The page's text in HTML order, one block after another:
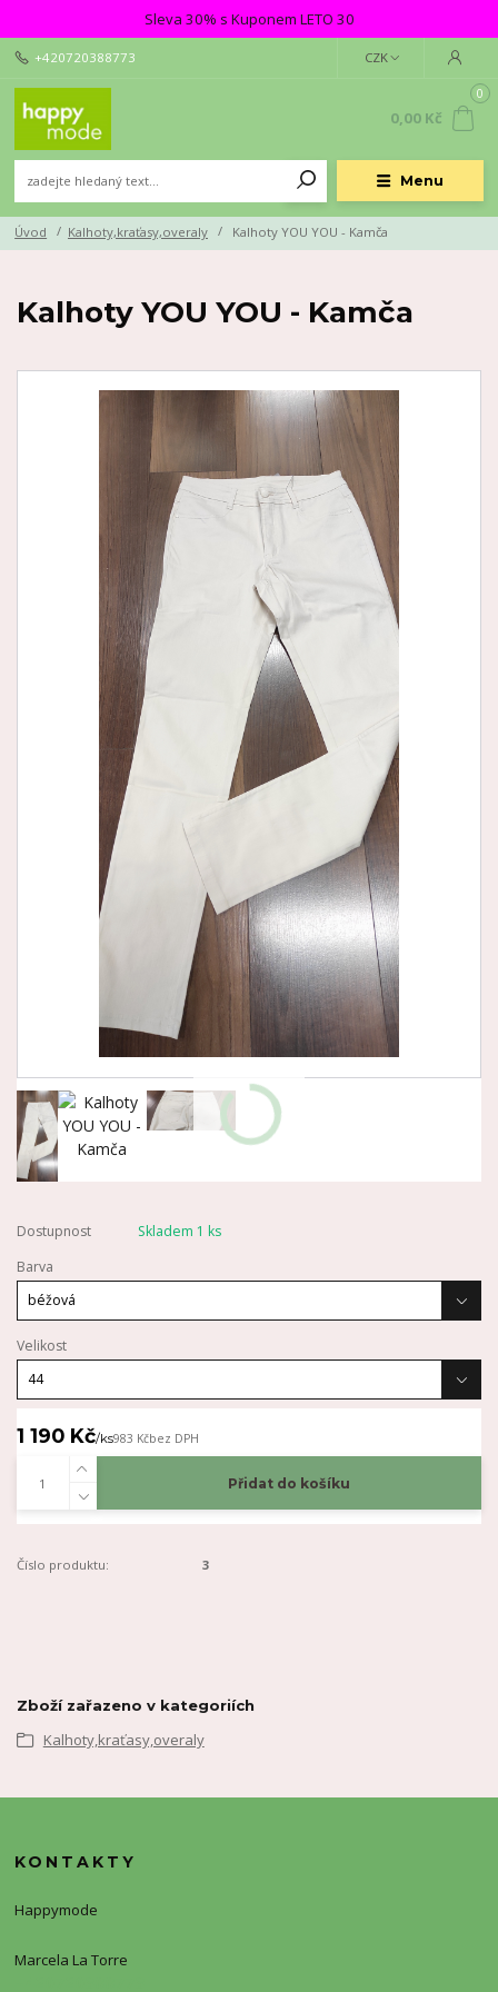
Sleva 30% s Kuponem LETO 30
Menu
CZK
+420720388773
0
0,00 Kč
Úvod Kalhoty,kraťasy,overaly Kalhoty YOU YOU - Kamča
Kalhoty YOU YOU - Kamča
Dostupnost
Skladem 1 ks
Barva
Velikost
1 190 Kč/ks983 Kčbez DPH
Přidat do košíku
Číslo produktu: 3
Zboží zařazeno v kategoriích
Kalhoty,kraťasy,overaly
KONTAKTY
Happymode
Marcela La Torre